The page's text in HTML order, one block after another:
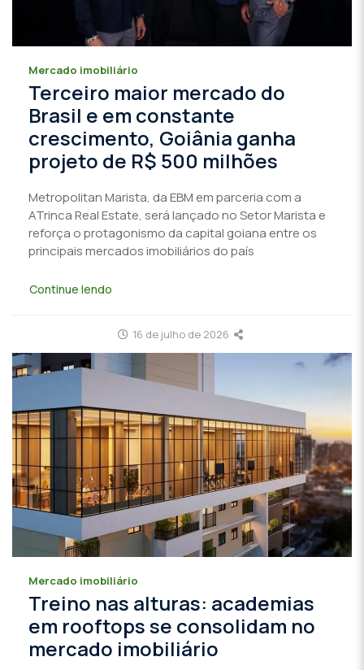
Mercado imobiliário
Terceiro maior mercado do
Brasil e em constante
crescimento, Goiânia ganha
projeto de R$ 500 milhões
Metropolitan Marista, da EBM em parceria com a
ATrinca Real Estate, será lançado no Setor Marista e
reforça o protagonismo da capital goiana entre os
principais mercados imobiliários do país
Continue lendo
16 de julho de 2026
Mercado imobiliário
Treino nas alturas: academias
em rooftops se consolidam no
mercado imobiliário